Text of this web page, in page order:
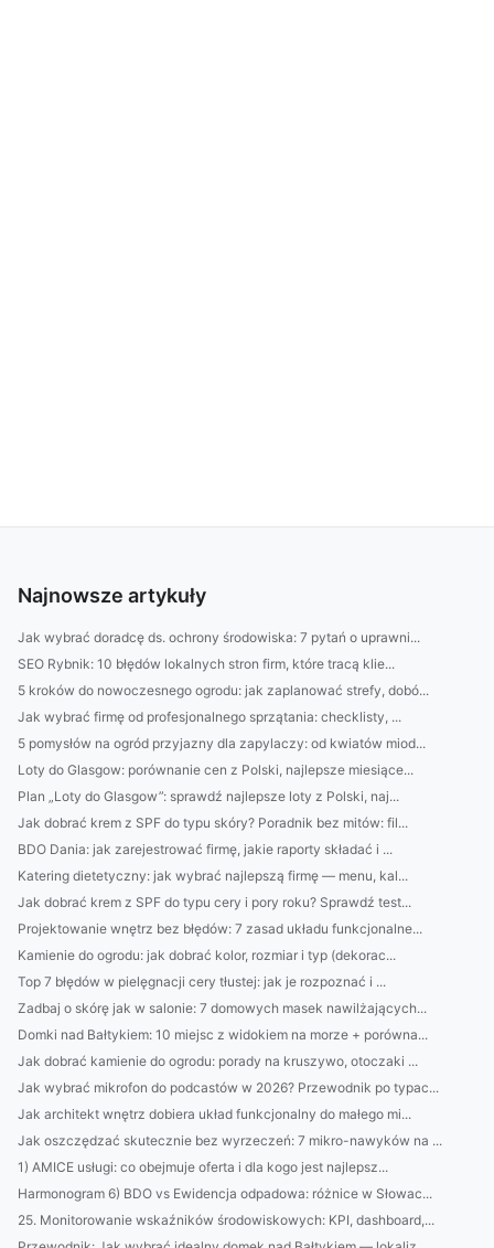
Najnowsze artykuły
Jak wybrać doradcę ds. ochrony środowiska: 7 pytań o uprawni...
SEO Rybnik: 10 błędów lokalnych stron firm, które tracą klie...
5 kroków do nowoczesnego ogrodu: jak zaplanować strefy, dobó...
Jak wybrać firmę od profesjonalnego sprzątania: checklisty, ...
5 pomysłów na ogród przyjazny dla zapylaczy: od kwiatów miod...
Loty do Glasgow: porównanie cen z Polski, najlepsze miesiące...
Plan „Loty do Glasgow”: sprawdź najlepsze loty z Polski, naj...
Jak dobrać krem z SPF do typu skóry? Poradnik bez mitów: fil...
BDO Dania: jak zarejestrować firmę, jakie raporty składać i ...
Katering dietetyczny: jak wybrać najlepszą firmę — menu, kal...
Jak dobrać krem z SPF do typu cery i pory roku? Sprawdź test...
Projektowanie wnętrz bez błędów: 7 zasad układu funkcjonalne...
Kamienie do ogrodu: jak dobrać kolor, rozmiar i typ (dekorac...
Top 7 błędów w pielęgnacji cery tłustej: jak je rozpoznać i ...
Zadbaj o skórę jak w salonie: 7 domowych masek nawilżających...
Domki nad Bałtykiem: 10 miejsc z widokiem na morze + porówna...
Jak dobrać kamienie do ogrodu: porady na kruszywo, otoczaki ...
Jak wybrać mikrofon do podcastów w 2026? Przewodnik po typac...
Jak architekt wnętrz dobiera układ funkcjonalny do małego mi...
Jak oszczędzać skutecznie bez wyrzeczeń: 7 mikro-nawyków na ...
1) AMICE usługi: co obejmuje oferta i dla kogo jest najlepsz...
Harmonogram 6) BDO vs Ewidencja odpadowa: różnice w Słowac...
25. Monitorowanie wskaźników środowiskowych: KPI, dashboard,...